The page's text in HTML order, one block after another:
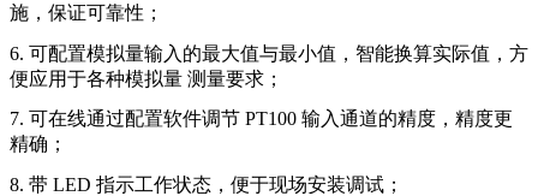
施，保证可靠性；
6. 可配置模拟量输入的最大值与最小值，智能换算实际值，方
便应用于各种模拟量 测量要求；
7. 可在线通过配置软件调节 PT100 输入通道的精度，精度更
精确；
8. 带 LED 指示工作状态，便于现场安装调试；